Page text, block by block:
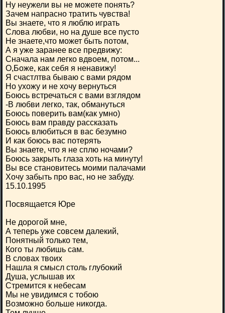
Ну неужели вы не можете понять?
Зачем напрасно тратить чувства!
Вы знаете, что я люблю играть
Слова любви, но на душе все пусто
Не знаете,что может быть потом,
А я уже заранее все предвижу:
Сначала нам легко вдвоем, потом...
О,Боже, как себя я ненавижу!
Я счастлтва бываю с вами рядом
Но ухожу и не хочу вернуться
Боюсь встречаться с вами взглядом
-В любви легко, так, обмануться
Боюсь поверить вам(как умно)
Боюсь вам правду рассказать
Боюсь влюбиться в вас безумно
И как боюсь вас потерять
Вы знаете, что я не сплю ночами?
Боюсь закрыть глаза хоть на минуту!
Вы все становитесь моими палачами
Хочу забыть про вас, но не забуду.
15.10.1995
Посвящается Юре
Не дорогой мне,
А теперь уже совсем далекий,
Понятный только тем,
Кого ты любишь сам.
В словах твоих
Нашла я смысл столь глубокий
Душа, услышав их
Стремится к небесам
Мы не увидимся с тобою
Возможно больше никогда.